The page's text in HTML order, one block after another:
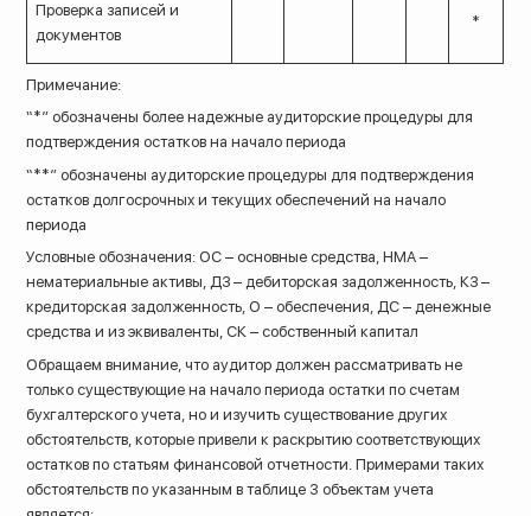
Проверка записей и
документов
*
Примечание:
“*” обозначены более надежные аудиторские процедуры для
подтверждения остатков на начало периода
“**” обозначены аудиторские процедуры для подтверждения
остатков долгосрочных и текущих обеспечений на начало
периода
Условные обозначения: ОС – основные средства, НМА –
нематериальные активы, ДЗ – дебиторская задолженность, КЗ –
кредиторская задолженность, О – обеспечения, ДС – денежные
средства и из эквиваленты, СК – собственный капитал
Обращаем внимание, что аудитор должен рассматривать не
только существующие на начало периода остатки по счетам
бухгалтерского учета, но и изучить существование других
обстоятельств, которые привели к раскрытию соответствующих
остатков по статьям финансовой отчетности. Примерами таких
обстоятельств по указанным в таблице 3 объектам учета